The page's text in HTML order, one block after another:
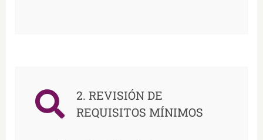
2. REVISIÓN DE
REQUISITOS MÍNIMOS